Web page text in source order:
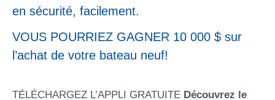
en sécurité, facilement.
VOUS POURRIEZ GAGNER 10 000 $ sur
l’achat de votre bateau neuf!
TÉLÉCHARGEZ L’APPLI GRATUITE Découvrez le